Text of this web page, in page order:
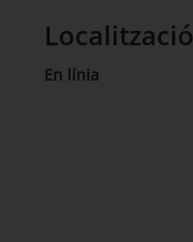
Localització
En línia